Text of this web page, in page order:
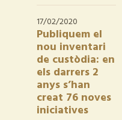
17/02/2020
Publiquem el
nou inventari
de custòdia: en
els darrers 2
anys s’han
creat 76 noves
iniciatives